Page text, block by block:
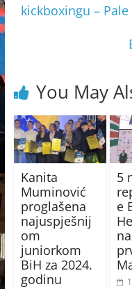
kickboxingu – Pale
You May
Kanita
Muminović
proglašena
najuspješnij
om
juniorkom
BiH za 2024.
godinu
5
e